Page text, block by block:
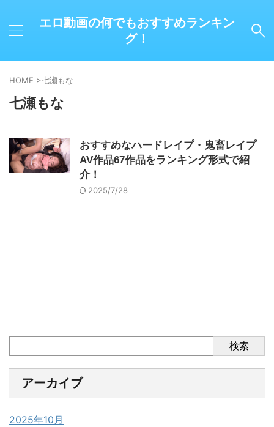
エロ動画の何でもおすすめランキン
グ！
HOME >七瀬もな
七瀬もな
おすすめなハードレイプ・鬼畜レイプ
AV作品67作品をランキング形式で紹
介！
2025/7/28
検索
アーカイブ
2025年10月